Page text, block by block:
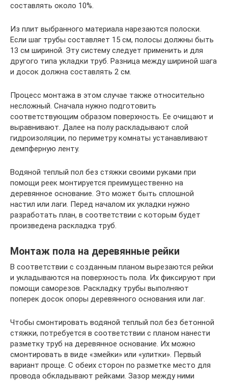
составлять около 10%.
Из плит выбранного материала нарезаются полоски.
Если шаг трубы составляет 15 см, полосы должны быть
13 см шириной. Эту систему следует применить и для
другого типа укладки труб. Разница между шириной шага
и досок должна составлять 2 см.
Процесс монтажа в этом случае также относительно
несложный. Сначала нужно подготовить
соответствующим образом поверхность. Ее очищают и
выравнивают. Далее на полу раскладывают слой
гидроизоляции, по периметру комнаты устанавливают
демпферную ленту.
Водяной теплый пол без стяжки своими руками при
помощи реек монтируется преимущественно на
деревянное основание. Это может быть сплошной
настил или лаги. Перед началом их укладки нужно
разработать план, в соответствии с которым будет
произведена раскладка труб.
Монтаж пола на деревянные рейки
В соответствии с созданным планом вырезаются рейки
и укладываются на поверхность пола. Их фиксируют при
помощи саморезов. Раскладку трубы выполняют
поперек досок опоры деревянного основания или лаг.
Чтобы смонтировать водяной теплый пол без бетонной
стяжки, потребуется в соответствии с планом нанести
разметку труб на деревянное основание. Их можно
смонтировать в виде «змейки» или «улитки». Первый
вариант проще. С обеих сторон по разметке место для
провода обкладывают рейками. Зазор между ними